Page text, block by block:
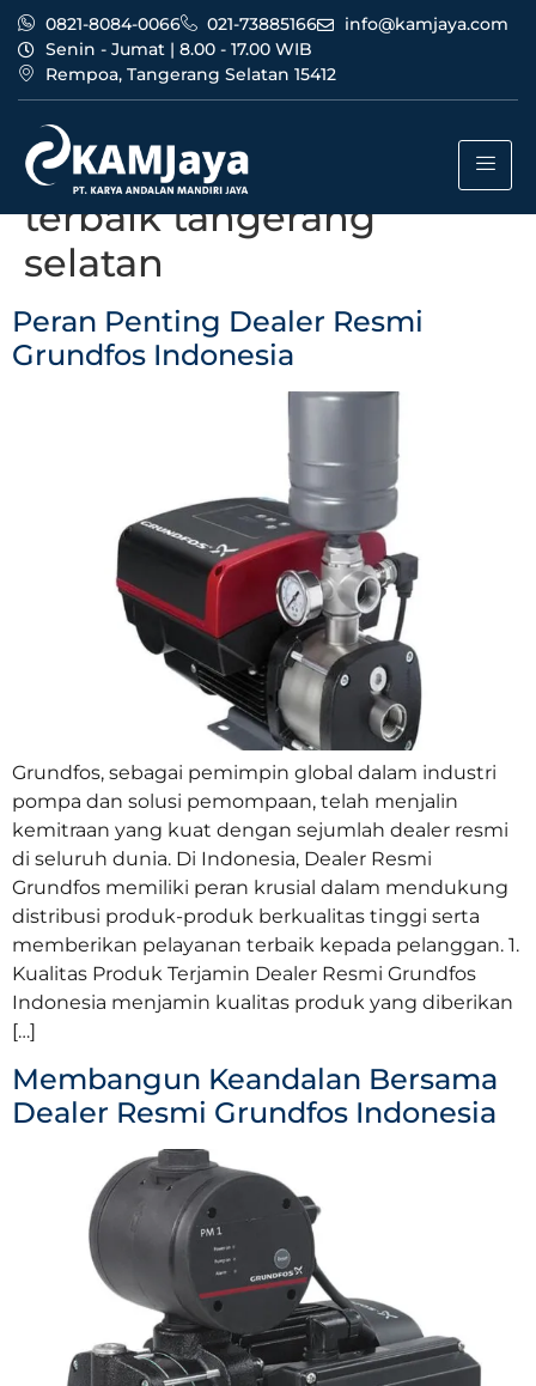
0821-8084-0066 021-73885166
info@kamjaya.com
Senin - Jumat | 8.00 - 17.00 WIB
Rempoa, Tangerang Selatan 15412
Tag:
grundfos indonesia
terbaik tangerang
selatan
Peran Penting Dealer Resmi
Grundfos Indonesia
Grundfos, sebagai pemimpin global dalam industri
pompa dan solusi pemompaan, telah menjalin
kemitraan yang kuat dengan sejumlah dealer resmi
di seluruh dunia. Di Indonesia, Dealer Resmi
Grundfos memiliki peran krusial dalam mendukung
distribusi produk-produk berkualitas tinggi serta
memberikan pelayanan terbaik kepada pelanggan. 1.
Kualitas Produk Terjamin Dealer Resmi Grundfos
Indonesia menjamin kualitas produk yang diberikan
[…]
Membangun Keandalan Bersama
Dealer Resmi Grundfos Indonesia